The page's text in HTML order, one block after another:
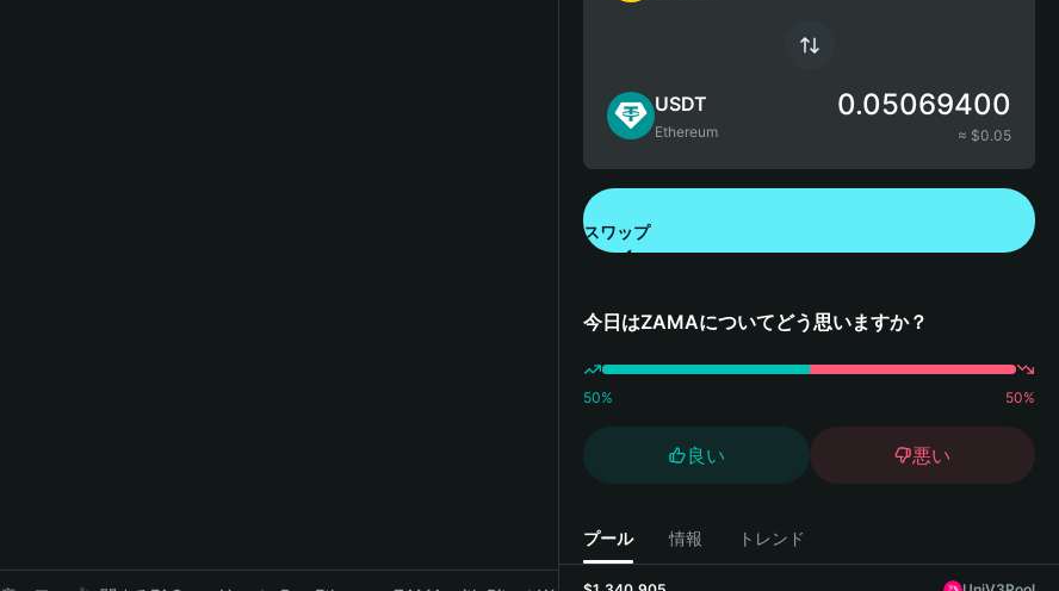
USDT
Ethereum
0.05069400
≈ $0.05
スワップ
今日はZAMAについてどう思いますか？
50% 50%
良い 悪い
プール 情報 トレンド